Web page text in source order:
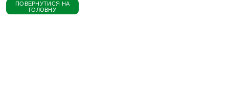
ПОВЕРНУТИСЯ НА
ГОЛОВНУ